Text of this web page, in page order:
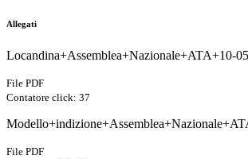
Allegati
Locandina+Assemblea+Nazionale+ATA+10-
File PDF
Contatore click: 37
File PDF